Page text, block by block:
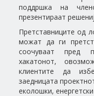
поддршка на
презентираат
Претставниците од
можат да ги
соочуваат пред
хакатонот,
клиентите да
заедницата
еколошки,